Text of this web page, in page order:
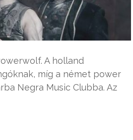
A holland
míg a német power
Negra Music Clubba. Az